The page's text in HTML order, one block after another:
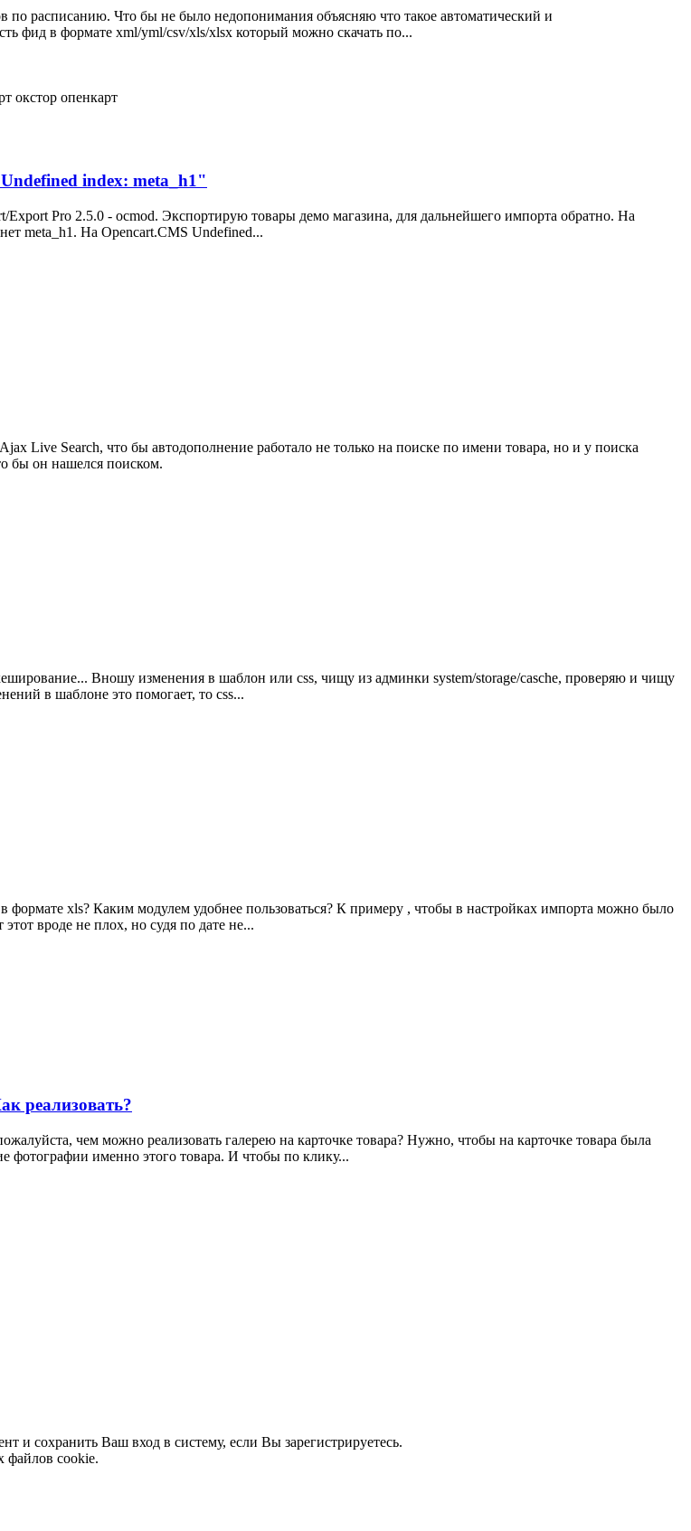
по расписанию. Что бы не было недопонимания объясняю что такое автоматический и
фид в формате xml/yml/csv/xls/xlsx который можно скачать по...
окстор опенкарт
index: meta_h1"
Pro 2.5.0 - ocmod. Экспортирую товары демо магазина, для дальнейшего импорта обратно. На
meta_h1. На Opencart.CMS Undefined...
Live Search, что бы автодополнение работало не только на поиске по имени товара, но и у поиска
бы он нашелся поиском.
Вношу изменения в шаблон или css, чищу из админки system/storage/casche, проверяю и чищу
в шаблоне это помогает, то css...
формате xls? Каким модулем удобнее пользоваться? К примеру , чтобы в настройках импорта можно было
вроде не плох, но судя по дате не...
реализовать?
чем можно реализовать галерею на карточке товара? Нужно, чтобы на карточке товара была
фотографии именно этого товара. И чтобы по клику...
и сохранить Ваш вход в систему, если Вы зарегистрируетесь.
файлов cookie.